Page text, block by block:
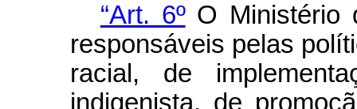
“Art. 6ºO Ministério
responsáveis pelas
racial, de
indigenista, de